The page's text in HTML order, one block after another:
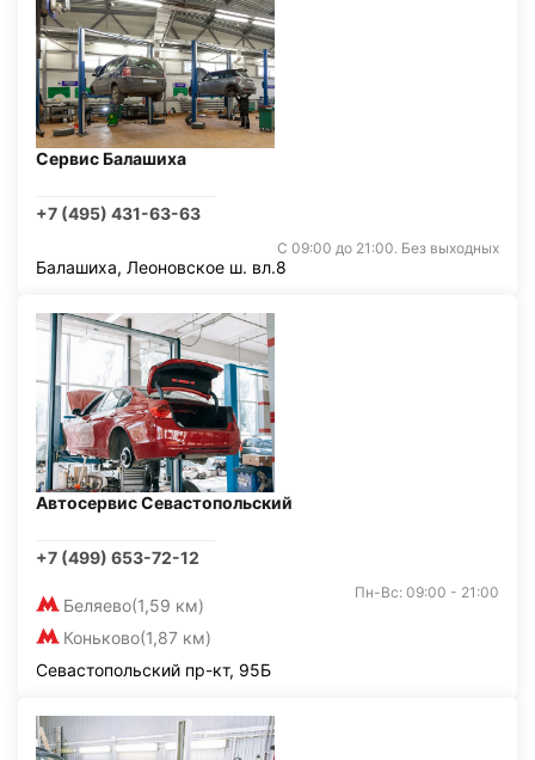
Сервис Балашиха
+7 (495) 431-63-63
С 09:00 до 21:00. Без выходных
Балашиха, Леоновское ш. вл.8
Автосервис Севастопольский
+7 (499) 653-72-12
Беляево(1,59 км)
Коньково(1,87 км)
Пн-Вс: 09:00 - 21:00
Севастопольский пр-кт, 95Б